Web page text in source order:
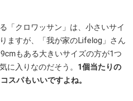
「クロワッサン」は、小さいサイ
ますが、「我が家のLifelog」さん
もある大きいサイズの方が1つ
に入りなのだそう。 1個当たりの
スパもいいですよね。